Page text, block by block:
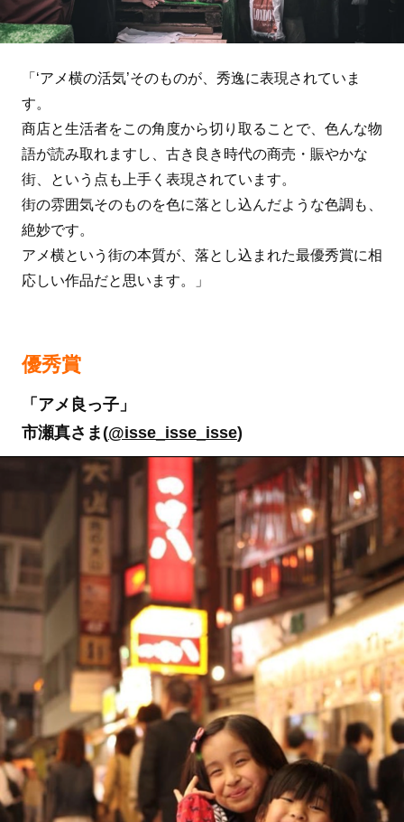
「‘アメ横の活気’そのものが、秀逸に表現されていま
す。
商店と生活者をこの角度から切り取ることで、色んな物
語が読み取れますし、古き良き時代の商売・賑やかな
街、という点も上手く表現されています。
街の雰囲気そのものを色に落とし込んだような色調も、
絶妙です。
アメ横という街の本質が、落とし込まれた最優秀賞に相
応しい作品だと思います。」
優秀賞
「アメ良っ子」
市瀬真さま(@isse_isse_isse)